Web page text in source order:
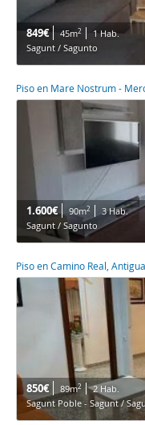
849€ 45m2
1 Hab.
Sagunt / Sagunto
Piso en Mare Nostrum -
1.600€ 90m2
3 Hab.
Sagunt / Sagunto
Piso en Camino Real,
850€ 89m2
2 Hab.
Sagunt Poble - Sagunt /